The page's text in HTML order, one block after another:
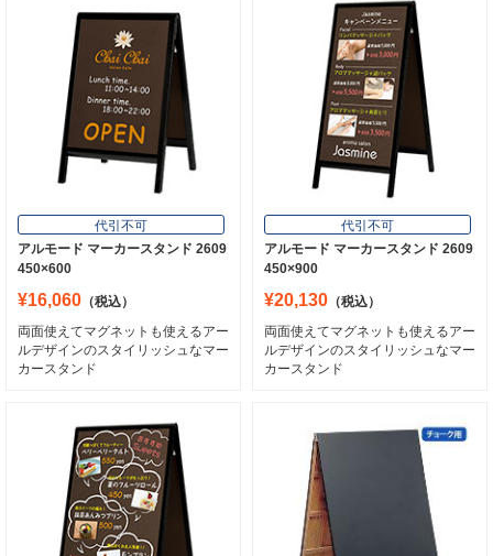
¥13,970（税込）
ちょうどいいサイズの片面スタンド黒
リムーバブルA型マジカル MENU
（税込）
チョーク・マーカー両用！面板が引き
抜けるので楽々描ける！
代引不可
アルモード マーカースタンド 2609
450×600
¥16,060 （税込）
両面使えてマグネットも使えるアー
ルデザインのスタイリッシュなマー
カースタンド
代引不可
アルモード マーカースタンド 2609
450×900
¥20,130 （税込）
両面使えてマグネットも使えるアー
ルデザインのスタイリッシュなマー
カースタンド